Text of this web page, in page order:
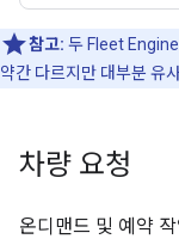
참고: 두 Fleet Engine
약간 다르지만 대부분 유
차량 요청
온디맨드 및 예약